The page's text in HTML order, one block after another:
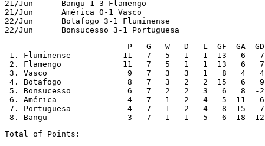
21/Jun      Bangu 1-3 Flamengo
21/Jun      América 0-1 Vasco
22/Jun      Botafogo 3-1 Fluminense
22/Jun      Bonsucesso 3-1 Portuguesa
                          P   G   W   D   L  GF  GA  GD
1. Fluminense           11   7   5   1   1  13   6   7
2. Flamengo             11   7   5   1   1  13   6   7
3. Vasco                 9   7   3   3   1   8   4   4
4. Botafogo              8   7   3   2   2  15   6   9
5. Bonsucesso            6   7   2   2   3   6   8  -2
6. América               4   7   1   2   4   5  11  -6
7. Portuguesa            4   7   1   2   4   8  15  -7
8. Bangu                 3   7   1   1   5   6  18 -12
Total of Points: